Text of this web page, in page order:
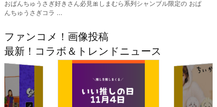
おぱんちゅうさぎ好きさん必見🎀しまむら系列シャンブル限定の おぱ
んちゅうさぎコラ ...
ファンコメ！画像投稿
最新！コラボ＆トレンドニュース